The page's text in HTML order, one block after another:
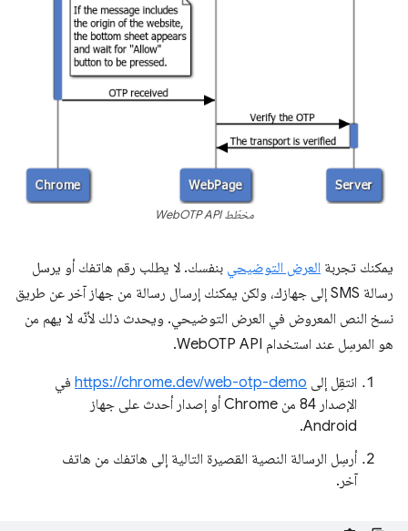
مخطّط WebOTP API
يمكنك تجربة العرض التوضيحي بنفسك. لا يطلب رقم هاتفك أو يرسل
رسالة SMS إلى جهازك، ولكن يمكنك إرسال رسالة من جهاز آخر عن طريق
نسخ النص المعروض في العرض التوضيحي. ويحدث ذلك لأنّه لا يهم من
هو المرسِل عند استخدام WebOTP API.
انتقِل إلى https://chrome.dev/web-otp-demo في
الإصدار 84 من Chrome أو إصدار أحدث على جهاز
Android.
أرسِل الرسالة النصية القصيرة التالية إلى هاتفك من هاتف
آخر.